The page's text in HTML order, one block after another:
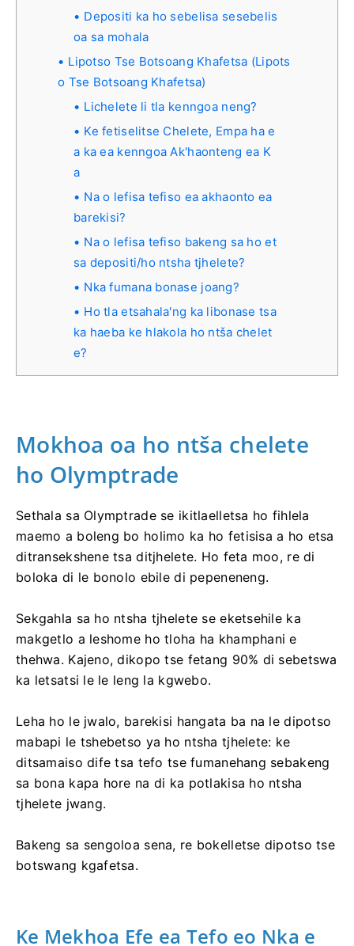
Depositi ka ho sebelisa sesebelis
oa sa mohala
Lipotso Tse Botsoang Khafetsa (Lipots
o Tse Botsoang Khafetsa)
Lichelete li tla kenngoa neng?
Ke fetiselitse Chelete, Empa ha e
a ka ea kenngoa Ak'haonteng ea K
a
Na o lefisa tefiso ea akhaonto ea
barekisi?
Na o lefisa tefiso bakeng sa ho et
sa depositi/ho ntsha tjhelete?
Nka fumana bonase joang?
Ho tla etsahala'ng ka libonase tsa
ka haeba ke hlakola ho ntša chelet
e?
Mokhoa oa ho ntša chelete
ho Olymptrade
Sethala sa Olymptrade se ikitlaelletsa ho fihlela
maemo a boleng bo holimo ka ho fetisisa a ho etsa
ditransekshene tsa ditjhelete. Ho feta moo, re di
boloka di le bonolo ebile di pepeneneng.
Sekgahla sa ho ntsha tjhelete se eketsehile ka
makgetlo a leshome ho tloha ha khamphani e
thehwa. Kajeno, dikopo tse fetang 90% di sebetswa
ka letsatsi le le leng la kgwebo.
Leha ho le jwalo, barekisi hangata ba na le dipotso
mabapi le tshebetso ya ho ntsha tjhelete: ke
ditsamaiso dife tsa tefo tse fumanehang sebakeng
sa bona kapa hore na di ka potlakisa ho ntsha
tjhelete jwang.
Bakeng sa sengoloa sena, re bokelletse dipotso tse
botswang kgafetsa.
Ke Mekhoa Efe ea Tefo eo Nka e